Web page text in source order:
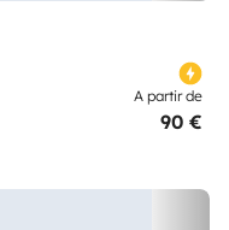
A partir de
90 €